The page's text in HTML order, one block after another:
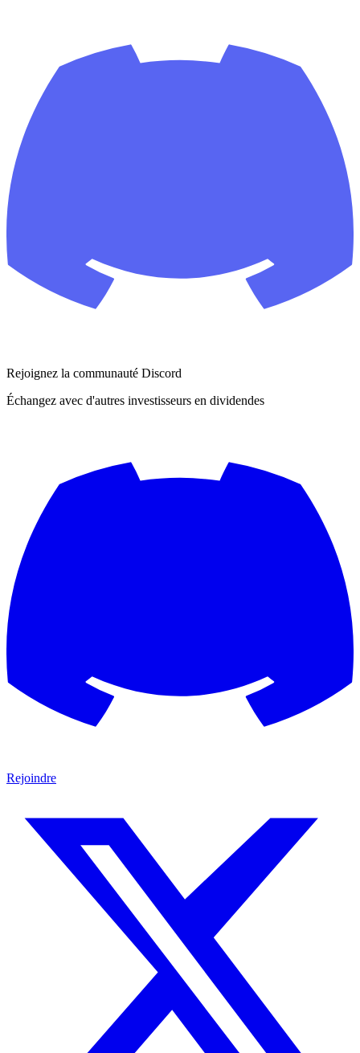
Rejoignez la communauté Discord
Échangez avec d'autres investisseurs en dividendes
Rejoindre